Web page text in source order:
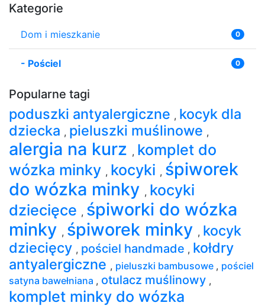
Kategorie
Dom i mieszkanie 0
- Pościel 0
Popularne tagi
poduszki antyalergiczne , kocyk dla
dziecka , pieluszki muślinowe ,
alergia na kurz , komplet do
wózka minky , kocyki , śpiworek
do wózka minky , kocyki
dziecięce , śpiworki do wózka
minky , śpiworek minky , kocyk
dziecięcy , pościel handmade , kołdry
antyalergiczne , pieluszki bambusowe , pościel
satyna bawełniana , otulacz muślinowy ,
komplet minky do wózka